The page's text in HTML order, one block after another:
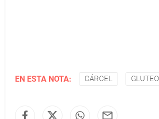
EN ESTA NOTA: CÁRCEL